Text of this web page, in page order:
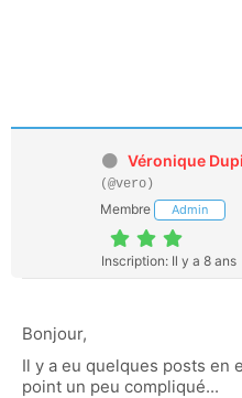
Véronique
(@vero)
Membre Admin
Inscription: Il y a 8 ans
Bonjour,
Il y a eu quelques posts en
point un peu compliqué...